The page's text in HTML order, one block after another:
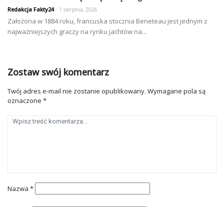
Redakcja Fakty24- 1 sierpnia, 2026
Założona w 1884 roku, francuska stocznia Beneteau jest jednym z
najważniejszych graczy na rynku jachtów na...
Zostaw swój komentarz
Twój adres e-mail nie zostanie opublikowany. Wymagane pola są
oznaczone *
Nazwa *